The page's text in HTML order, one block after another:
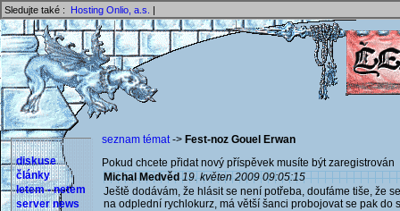
Sledujte také : Hosting Onlio, a.s. |
diskuse
články
letem - netem
server news
seznam témat-> Fest-noz Gouel Erwan
Pokud chcete přidat nový příspěvek musíte být
Michal Medvěd 19. květen 2009 09:05:15
Ještě dodávám, že hlásit se není potřeba, doufáme tiše, že
na odplední rychlokurz, má větší šanci probojovat se pak do